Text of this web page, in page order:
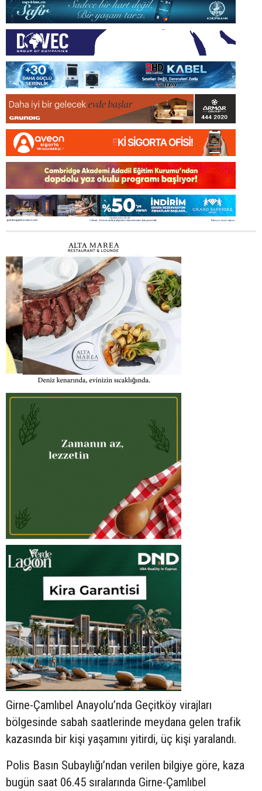
Girne-Çamlıbel Anayolu’nda Geçitköy virajları
bölgesinde sabah saatlerinde meydana gelen trafik
kazasında bir kişi yaşamını yitirdi, üç kişi yaralandı.
Polis Basın Subaylığı’ndan verilen bilgiye göre, kaza
bugün saat 06.45 sıralarında Girne-Çamlıbel